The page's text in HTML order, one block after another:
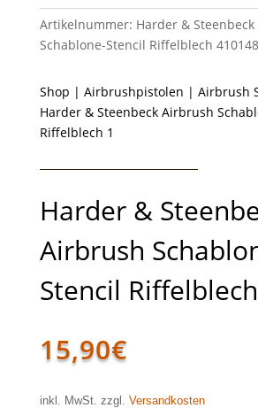
Artikelnummer: Harder &
Schablone-Stencil Riffelblech 410148
Shop | Airbrushpistolen | Airbrush
Harder & Steenbeck Airbrush
Riffelblech 1
Harder &
Airbrush
Stencil
15,90€
inkl. MwSt. zzgl. Versandkosten